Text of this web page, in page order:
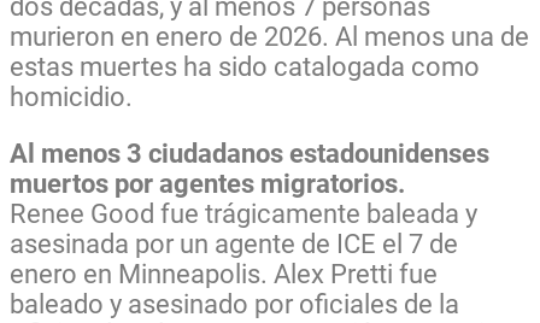
dos décadas, y al menos 7 personas
murieron en enero de 2026. Al menos una de
estas muertes ha sido catalogada como
homicidio.
Al menos 3 ciudadanos estadounidenses
muertos por agentes migratorios.
Renee Good fue trágicamente baleada y
asesinada por un agente de ICE el 7 de
enero en Minneapolis. Alex Pretti fue
baleado y asesinado por oficiales de la